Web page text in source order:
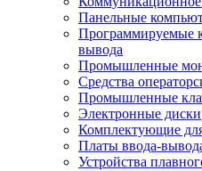
Панельные
Программируемые
вывода
Промышленные
Средства
Промышленные
Электронные диски
Комплектующие
Платы ввода-
Устройства